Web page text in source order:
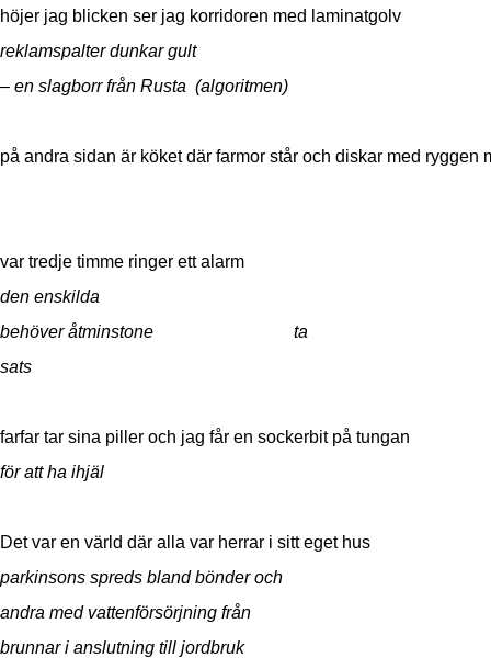
höjer jag blicken ser jag korridoren med laminatgolv
reklamspalter dunkar gult
– en slagborr från Rusta (algoritmen)
på andra sidan är köket där farmor står och diskar med ryggen
var tredje timme ringer ett alarm
den enskilda
behöver åtminstone ta
sats
farfar tar sina piller och jag får en sockerbit på tungan
för att ha ihjäl
Det var en värld där alla var herrar i sitt eget hus
parkinsons spreds bland bönder och
andra med vattenförsörjning från
brunnar i anslutning till jordbruk